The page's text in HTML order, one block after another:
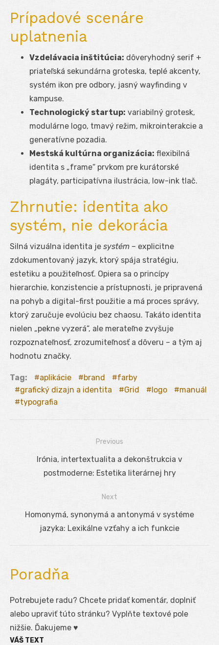
Prípadové scenáre
uplatnenia
Vzdelávacia inštitúcia: dôveryhodný serif +
priateľská sekundárna groteska, teplé akcenty,
systém ikon pre odbory, jasný wayfinding v
kampuse.
Technologický startup: variabilný grotesk,
modulárne logo, tmavý režim, mikrointerakcie a
generatívne pozadia.
Mestská kultúrna organizácia: flexibilná
identita s „frame“ prvkom pre kurátorské
plagáty, participatívna ilustrácia, low-ink tlač.
Zhrnutie: identita ako
systém, nie dekorácia
Silná vizuálna identita je systém – explicitne
zdokumentovaný jazyk, ktorý spája stratégiu,
estetiku a použiteľnosť. Opiera sa o princípy
hierarchie, konzistencie a prístupnosti, je pripravená
na pohyb a digital-first použitie a má proces správy,
ktorý zaručuje evolúciu bez chaosu. Takáto identita
nielen „pekne vyzerá“, ale merateľne zvyšuje
rozpoznateľnosť, zrozumiteľnosť a dôveru – a tým aj
hodnotu značky.
Tag: aplikácie brand
farby
grafický dizajn a identita
Grid logo
manuál
typografia
Navigácia
Previous
PreviousIrónia, intertextualita a dekonštrukcia v
postmoderne: Estetika literárnej hry
Next
NextHomonymá, synonymá a antonymá v systéme
jazyka: Lexikálne vzťahy a ich funkcie
Poradňa
Potrebujete radu? Chcete pridať komentár, doplniť
alebo upraviť túto stránku? Vyplňte textové pole
nižšie. Ďakujeme ♥
VÁŠ TEXT